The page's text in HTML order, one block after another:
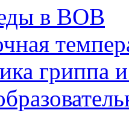
в ВОВ
гриппа